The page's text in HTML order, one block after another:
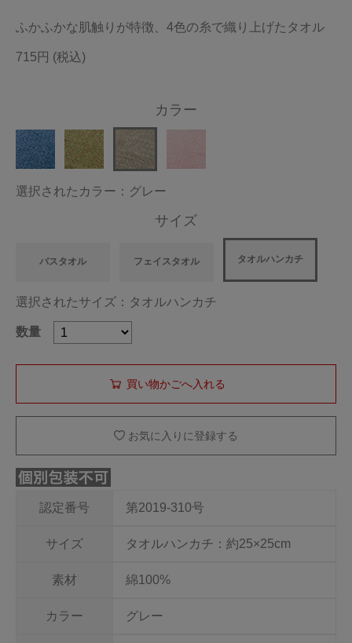
大量購入・法人向けの購入の方は
お問い合わせ
ふかふかな肌触りが特徴、4色の糸で織り上げたタオル
715円
認定番号 第2019-310号
サイズ タオルハンカチ：約25×25cm
素材 綿100%
カラー グレー
カラー
選択されたカラー：グレー
サイズ
バスタオル フェイスタオル タオルハンカチ
選択されたサイズ：タオルハンカチ
数量
お気に入りに登録する